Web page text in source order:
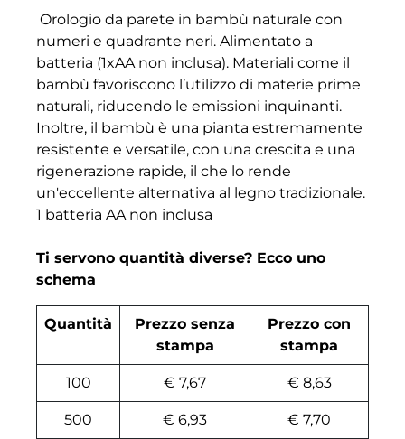
Orologio da parete in bambù naturale con
numeri e quadrante neri. Alimentato a
batteria (1xAA non inclusa). Materiali come il
bambù favoriscono l’utilizzo di materie prime
naturali, riducendo le emissioni inquinanti.
Inoltre, il bambù è una pianta estremamente
resistente e versatile, con una crescita e una
rigenerazione rapide, il che lo rende
un'eccellente alternativa al legno tradizionale.
1 batteria AA non inclusa
Ti servono quantità diverse? Ecco uno
schema
Quantità
Prezzo senza
stampa
Prezzo con
stampa
100 € 7,67 € 8,63
500 € 6,93 € 7,70